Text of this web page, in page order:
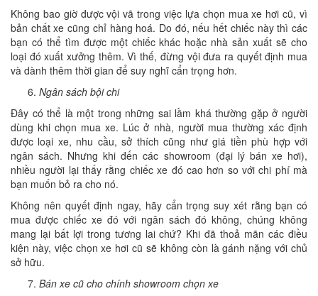
Không bao giờ được vội vã trong việc lựa chọn mua xe hơi cũ, vì
bản chất xe cũng chỉ hàng hoá. Do đó, nếu hết chiếc này thì các
bạn có thể tìm được một chiếc khác hoặc nhà sản xuất sẽ cho
loại đó xuất xưởng thêm. Vì thế, đừng vội đưa ra quyết định mua
và dành thêm thời gian để suy nghĩ cẩn trọng hơn.
Ngân sách bội chi
Đây có thể là một trong những sai lầm khá thường gặp ở người
dùng khi chọn mua xe. Lúc ở nhà, người mua thường xác định
được loại xe, nhu cầu, sở thích cũng như giá tiền phù hợp với
ngân sách. Nhưng khi đến các showroom (đại lý bán xe hơi),
nhiều người lại thấy rằng chiếc xe đó cao hơn so với chi phí mà
bạn muốn bỏ ra cho nó.
Không nên quyết định ngay, hãy cẩn trọng suy xét rằng bạn có
mua được chiếc xe đó với ngân sách đó không, chúng không
mang lại bất lợi trong tương lai chứ? Khi đã thoả mãn các điều
kiện này, việc chọn xe hơi cũ sẽ không còn là gánh nặng với chủ
sở hữu.
Bán xe cũ cho chính showroom chọn xe